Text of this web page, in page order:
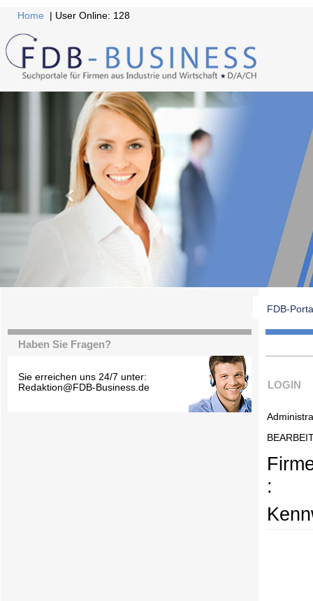
Home | User Online: 128
FDB-
Haben Sie Fragen?
Sie erreichen uns 24/7 unter:
Redaktion@FDB-Business.de
LOGIN
: